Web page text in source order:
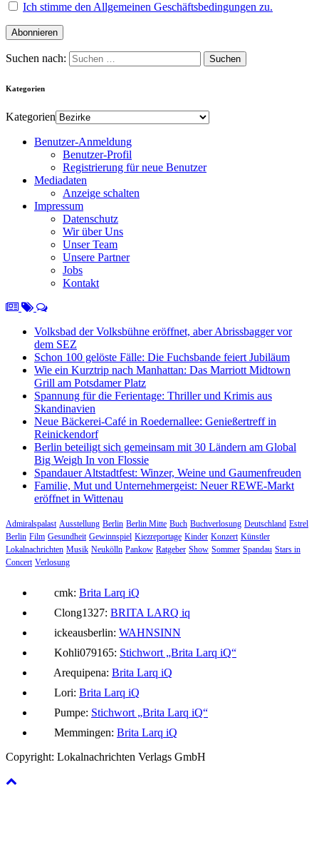
Ich stimme den Allgemeinen Geschäftsbedingungen zu.
Suchen nach:
Kategorien
Kategorien
Benutzer-Anmeldung
Benutzer-Profil
Registrierung für neue Benutzer
Mediadaten
Anzeige schalten
Impressum
Datenschutz
Wir über Uns
Unser Team
Unsere Partner
Jobs
Kontakt
Volksbad der Volksbühne eröffnet, aber Abrissbagger vor
dem SEZ
Schon 100 gelöste Fälle: Die Fuchsbande feiert Jubiläum
Wie ein Kurztrip nach Manhattan: Das Marriott Midtown
Grill am Potsdamer Platz
Spannung für die Ferientage: Thriller und Krimis aus
Skandinavien
Neue Bäckerei-Café in Roedernallee: Genießertreff in
Reinickendorf
Berlin beteiligt sich gemeinsam mit 30 Ländern am Global
Big Weigh In von Flossie
Spandauer Altstadtfest: Winzer, Weine und Gaumenfreuden
Familie, Mut und Unternehmergeist: Neuer REWE-Markt
eröffnet in Wittenau
Admiralspalast Ausstellung Berlin Berlin Mitte Buch Buchverlosung Deutschland Estrel
Berlin Film Gesundheit Gewinnspiel Kiezreportage Kinder Konzert Künstler
Lokalnachrichten Musik Neukölln Pankow Ratgeber Show Sommer Spandau Stars in
Concert Verlosung
cmk: Brita Larq iQ
Clong1327: BRITA LARQ iq
ickeausberlin: WAHNSINN
Kohli079165: Stichwort „Brita Larq iQ“
Arequipena: Brita Larq iQ
Lori: Brita Larq iQ
Pumpe: Stichwort „Brita Larq iQ“
Memmingen: Brita Larq iQ
Copyright: Lokalnachrichten Verlags GmbH